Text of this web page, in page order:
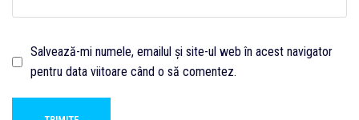
Salvează-mi numele, emailul și site-ul web în acest navigator
pentru data viitoare când o să comentez.